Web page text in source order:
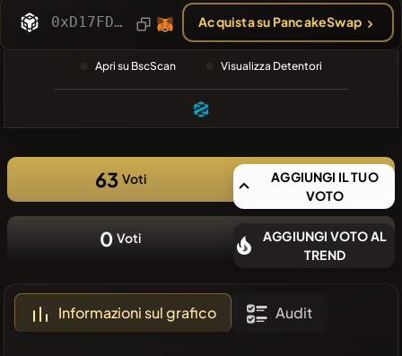
🔎 RICERCA
RECENTE
❌Nessuna
moneta
recente
0xD17FD7002e1B91bA9a38C00426E83a11db587ce6 Acquista su PancakeSwap
Apri su BscScan Visualizza Detentori
63 Voti
AGGIUNGI IL TUO
VOTO
0 Voti
AGGIUNGI VOTO AL
TREND
Informazioni sul grafico Audit